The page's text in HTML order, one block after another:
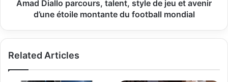
mondial
Amad Diallo parcours, talent, style de jeu et avenir
d’une étoile montante du football mondial
Related Articles